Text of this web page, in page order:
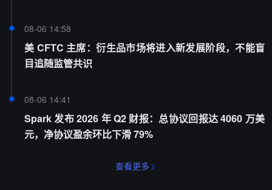
08-06 14:58
美 CFTC 主席：衍生品市场将进入新发展阶段，不能盲
目追随监管共识
08-06 14:41
Spark 发布 2026 年 Q2 财报：总协议回报达 4060 万美
元，净协议盈余环比下滑 79%
查看更多